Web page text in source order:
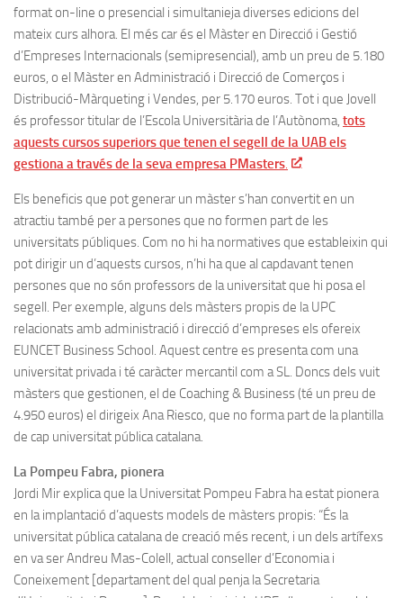
format on-line o presencial i simultanieja diverses edicions del
mateix curs alhora. El més car és el Màster en Direcció i Gestió
d’Empreses Internacionals (semipresencial), amb un preu de 5.180
euros, o el Màster en Administració i Direcció de Comerços i
Distribució-Màrqueting i Vendes, per 5.170 euros. Tot i que Jovell
és professor titular de l’Escola Universitària de l’Autònoma, tots
aquests cursos superiors que tenen el segell de la UAB els
gestiona a través de la seva empresa PMasters
Els beneficis que pot generar un màster s’han convertit en un
atractiu també per a persones que no formen part de les
universitats públiques. Com no hi ha normatives que estableixin qui
pot dirigir un d’aquests cursos, n’hi ha que al capdavant tenen
persones que no són professors de la universitat que hi posa el
segell. Per exemple, alguns dels màsters propis de la UPC
relacionats amb administració i direcció d’empreses els ofereix
EUNCET Business School. Aquest centre es presenta com una
universitat privada i té caràcter mercantil com a SL. Doncs dels vuit
màsters que gestionen, el de Coaching & Business (té un preu de
4.950 euros) el dirigeix Ana Riesco, que no forma part de la plantilla
de cap universitat pública catalana.
La Pompeu Fabra, pionera
Jordi Mir explica que la Universitat Pompeu Fabra ha estat pionera
en la implantació d’aquests models de màsters propis: “És la
universitat pública catalana de creació més recent, i un dels artífexs
en va ser Andreu Mas-Colell, actual conseller d’Economia i
Coneixement [departament del qual penja la Secretaria